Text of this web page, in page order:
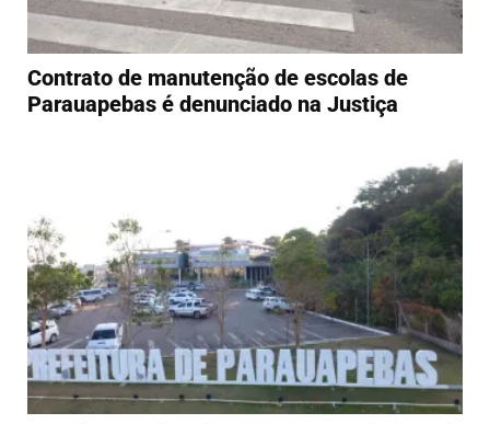
Contrato de manutenção de escolas de
Parauapebas é denunciado na Justiça